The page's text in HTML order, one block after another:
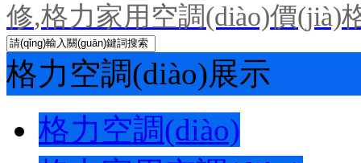
修,格力家用空調(diào)價(jià)
格力空調(diào)展示
格力空調(diào)